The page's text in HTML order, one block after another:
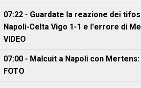
07:22 - Guardate la reazione dei
Napoli-Celta Vigo 1-1 e l'errore di
VIDEO
07:00 - Malcuit a Napoli con
FOTO